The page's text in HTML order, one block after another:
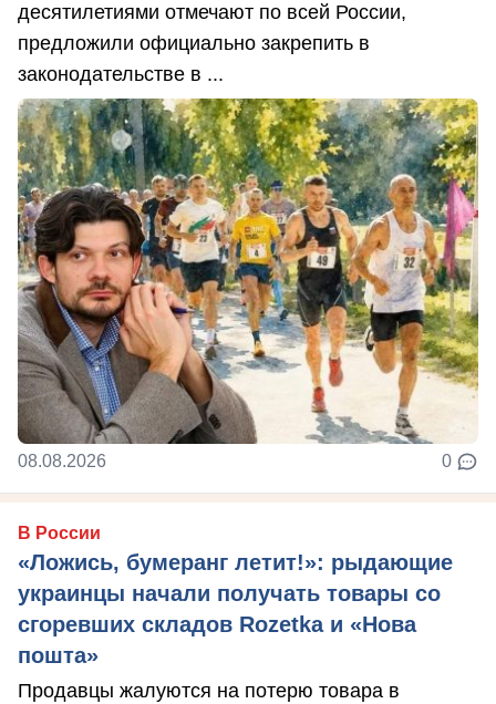
десятилетиями отмечают по всей России,
предложили официально закрепить в
законодательстве в ...
08.08.2026 0
В России
«Ложись, бумеранг летит!»: рыдающие
украинцы начали получать товары со
сгоревших складов Rozetka и «Нова
пошта»
Продавцы жалуются на потерю товара в